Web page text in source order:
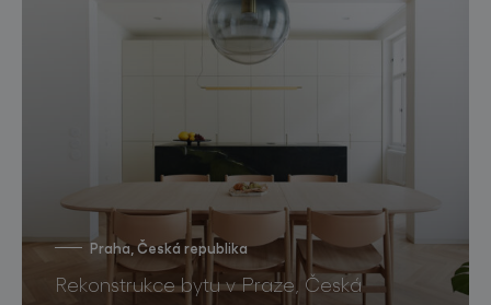
Praha, Česká republika
Rekonstrukce bytu v Praze, Česká